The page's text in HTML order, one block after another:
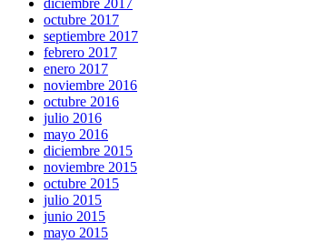
diciembre 2017
octubre 2017
septiembre 2017
febrero 2017
enero 2017
noviembre 2016
octubre 2016
julio 2016
mayo 2016
diciembre 2015
noviembre 2015
octubre 2015
julio 2015
junio 2015
mayo 2015